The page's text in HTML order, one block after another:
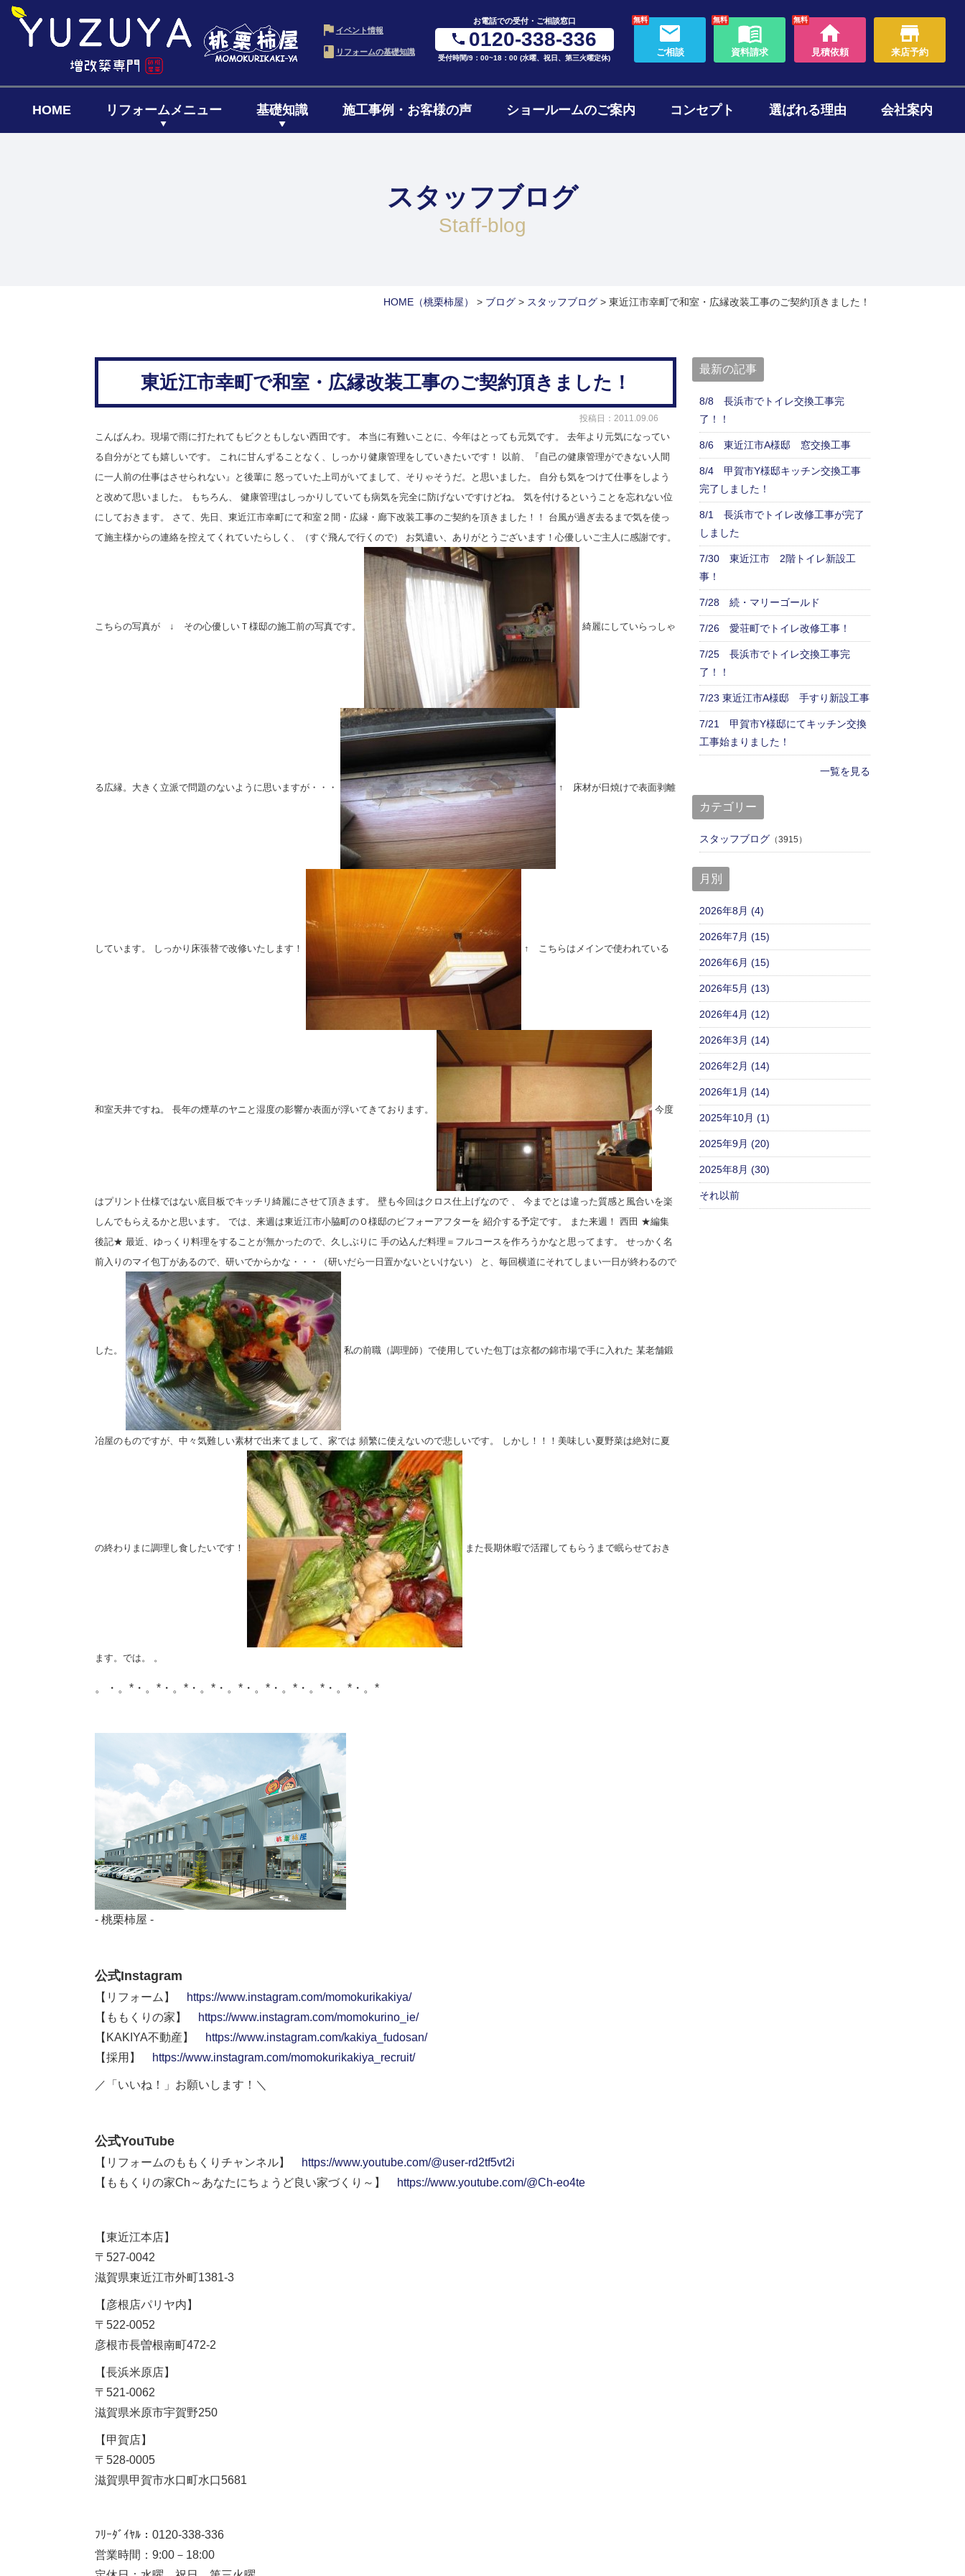
イベント情報
リフォームの基礎知識
お電話での受付・ご相談窓口
0120-338-336
受付時間/9：00~18：00 (水曜、祝日、第三火曜定休)
無料
ご相談
無料
資料請求
無料
見積依頼 来店予約
HOME リフォームメニュー
1階・まるごとリノベ
基礎知識
リフォームの流れ
施工事例・お客様の声 ショールームのご案内 コンセプト 選ばれる理由 会社案内
スタッフブログ
staff-blog
HOME （桃栗柿屋） > ブログ > スタッフブログ > 東近江市幸町で和室・広縁改装工事のご契約頂きました！
東近江市幸町で和室・広縁改装工事のご契約頂きました！
投稿日：2011.09.06
こんばんわ。現場で雨に打たれてもビクともしない西田です。 本当に有難いことに、今年はとっても元気です。
去年より元気になってい
る自分がとても嬉しいです。
これに甘んずることなく、しっかり健康管理をしていきたいです！
以前、『自己の健康管理ができない人間
に一人前の仕事はさせられない』と後輩に 怒っていた上司がいてまして、そりゃそうだ。と思いました。
自分も気をつけて仕事をしよう
と改めて思いました。 もちろん、
健康管理はしっかりしていても病気を完全に防げないですけどね。 気を付けるということを忘れない位
にしておきます。
さて、先日、東近江市幸町にて和室２間・広縁・廊下改装工事のご契約を頂きました！！
台風が過ぎ去るまで気を使っ
て施主様からの連絡を控えてくれていたらしく、（すぐ飛んで行くので） お気遣い、ありがとうございます！心優しいご主人に感謝です。
こちらの写真が ↓ その心優しいＴ様邸の施工前の写真です。 綺麗にしていらっしゃ
る広縁。大きく立派で問題のないように思いますが・・・ ↑ 床材が日焼けで表面剥離
しています。 しっかり床張替で改修いたします！ ↑ こちらはメインで使われている
和室天井ですね。 長年の煙草のヤニと湿度の影響か表面が浮いてきております。 今度
はプリント仕様ではない底目板でキッチリ綺麗にさせて頂きます。 壁も今回はクロス仕上げなので 、 今までとは違った質感と風合いを楽
しんでもらえるかと思います。
では、来週は東近江市小脇町のＯ様邸のビフォーアフターを 紹介する予定です。 また来週！ 西田 ★編集
後記★ 最近、ゆっくり料理をすることが無かったので、久しぶりに 手の込んだ料理＝フルコースを作ろうかなと思ってます。
せっかく名
前入りのマイ包丁があるので、研いでからかな・・・（研いだら一日置かないといけない） と、毎回横道にそれてしまい一日が終わるので
した。 私の前職（調理師）で使用していた包丁は京都の錦市場で手に入れた 某老舗鍛
冶屋のものですが、中々気難しい素材で出来てまして、家では 頻繁に使えないので悲しいです。 しかし！！！美味しい夏野菜は絶対に夏
の終わりまに調理し食したいです！ また長期休暇で活躍してもらうまで眠らせておき
ます。では。 。
。・。*・。*・。*・。*・。*・。*・。*・。*・。*・。*
- 桃栗柿屋 -
公式Instagram
【リフォーム】
https://www.instagram.com/momokurikakiya/
【ももくりの家】
https://www.instagram.com/momokurino_ie/
【KAKIYA不動産】
https://www.instagram.com/kakiya_fudosan/
【採用】
https://www.instagram.com/momokurikakiya_recruit/
／「いいね！」お願いします！＼
公式YouTube
【リフォームのももくりチャンネル】
https://www.youtube.com/@user-rd2tf5vt2i
【ももくりの家Ch～あなたにちょうど良い家づくり～】
https://www.youtube.com/@Ch-eo4te
【東近江本店】
〒527-0042
滋賀県東近江市外町1381-3
【彦根店パリヤ内】
〒522-0052
彦根市長曽根南町472-2
【長浜米原店】
〒521-0062
滋賀県米原市宇賀野250
【甲賀店】
〒528-0005
滋賀県甲賀市水口町水口5681
ﾌﾘｰﾀﾞｲﾔﾙ：0120-338-336
営業時間：9:00－18:00
最新の記事
8/8 長浜市でトイレ交換工事完
了！！
8/6 東近江市A様邸 窓交換工事
8/4 甲賀市Y様邸キッチン交換工事
完了しました！
8/1 長浜市でトイレ改修工事が完了
しました
7/30 東近江市 2階トイレ新設工
事！
7/28 続・マリーゴールド
7/26 愛荘町でトイレ改修工事！
7/25 長浜市でトイレ交換工事完
了！！
7/23 東近江市A様邸 手すり新設工事
7/21 甲賀市Y様邸にてキッチン交換
工事始まりました！
一覧を見る
カテゴリー
スタッフブログ（3915）
月別
2026年8月 (4)
2026年7月 (15)
2026年6月 (15)
2026年5月 (13)
2026年4月 (12)
2026年3月 (14)
2026年2月 (14)
2026年1月 (14)
2025年10月 (1)
2025年9月 (20)
2025年8月 (30)
それ以前